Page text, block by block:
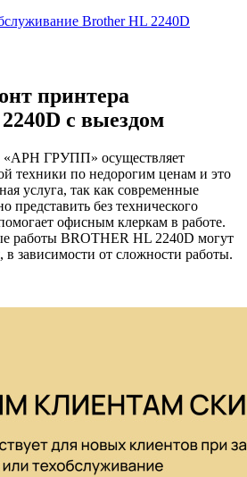
Brother HL 2240D
принтера
с выездом
ГРУПП» осуществляет
техники по недорогим ценам и это
услуга, так как современные
представить без технического
офисным клеркам в работе.
работы BROTHER HL 2240D могут
в зависимости от сложности работы.